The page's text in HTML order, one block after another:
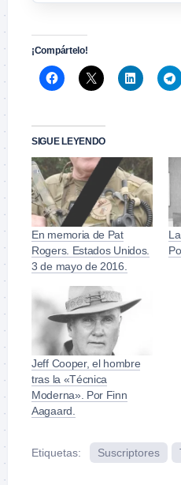
¡Compártelo!
SIGUE LEYENDO
En memoria de Pat
Rogers. Estados Unidos.
3 de mayo de 2016.
Jeff Cooper, el hombre
tras la «Técnica
Moderna». Por Finn
Aagaard.
Etiquetas: Suscriptores